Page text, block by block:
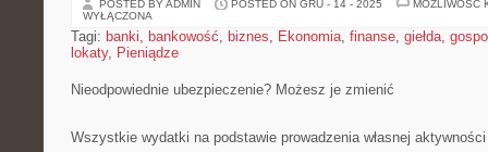
POSTED BY ADMIN POSTED ON GRU - 14 - 2025
MOŻLIWOŚĆ
WYŁĄCZONA
Tagi: banki, bankowość, biznes, Ekonomia, finanse, giełda,
lokaty, Pieniądze
Nieodpowiednie ubezpieczenie? Możesz je zmienić
Wszystkie wydatki na podstawie prowadzenia własnej